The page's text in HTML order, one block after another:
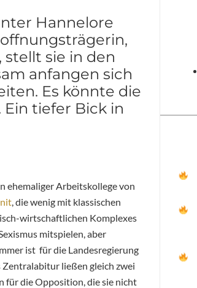
Hannelore
stellt sie in den
anfangen sich
Es könnte die
tiefer Bick in
ehemaliger Arbeitskollege von
, die wenig mit klassischen
wirtschaftlichen Komplexes
mitspielen, aber
ist für die Landesregierung
Zentralabitur ließen gleich zwei
für die Opposition, die sie nicht